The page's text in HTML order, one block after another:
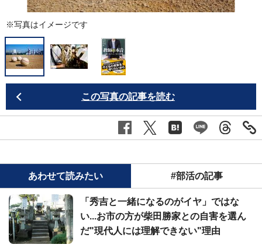
※写真はイメージです
この写真の記事を読む
あわせて読みたい #部活の記事
「秀吉と一緒になるのがイヤ」ではな
い...お市の方が柴田勝家との自害を選ん
だ"現代人には理解できない"理由